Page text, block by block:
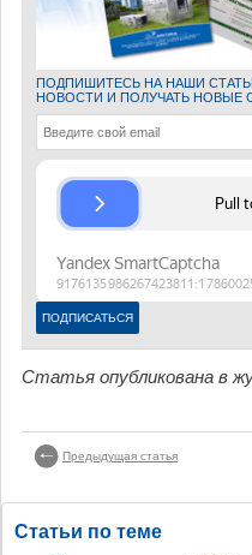
ПОДПИШИТЕСЬ НА НАШИ
НОВОСТИ И ПОЛУЧАТЬ НОВЫЕ
Статья опубликована в
Предыдущая статья
Статьи по теме